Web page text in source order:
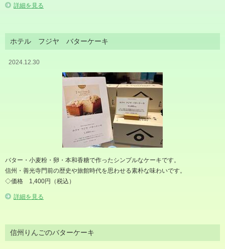
詳細を見る
ホテル フジヤ バターケーキ
2024.12.30
バター・小麦粉・卵・本和香糖で作ったシンプルなケーキです。
信州・善光寺門前の歴史や旅館時代を思わせる素朴な味わいです。
◇価格 1,400円（税込）
詳細を見る
信州りんごのバターケーキ